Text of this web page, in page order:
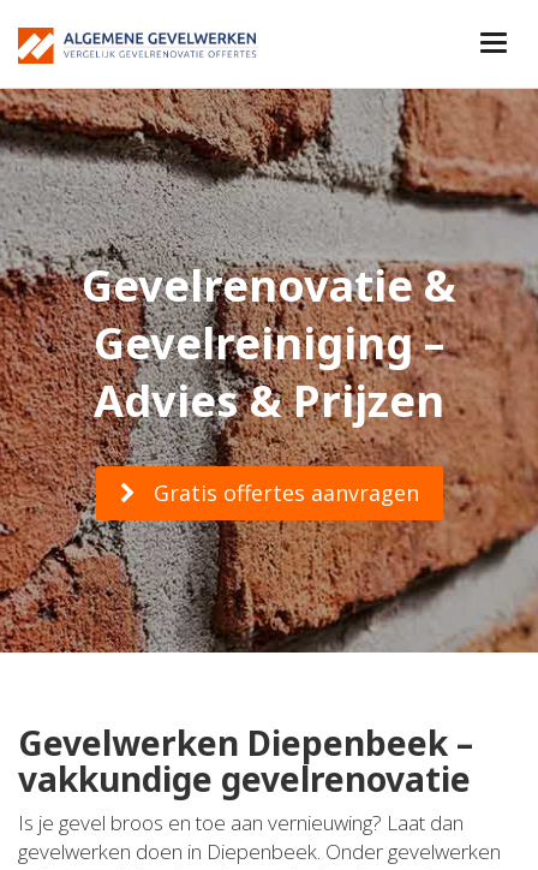
Gevelrenovatie &
Gevelreiniging –
Advies & Prijzen
Gratis offertes aanvragen
Gevelwerken Diepenbeek –
vakkundige gevelrenovatie
Is je gevel broos en toe aan vernieuwing? Laat dan
gevelwerken doen in Diepenbeek. Onder gevelwerken